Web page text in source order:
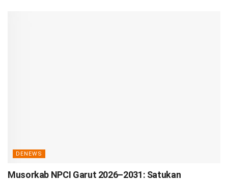
DENEWS
Musorkab NPCI Garut 2026–2031: Satukan